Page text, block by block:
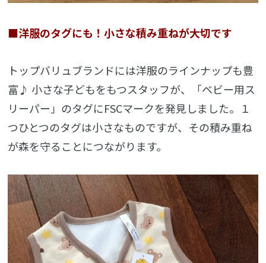
■洋服のタグにも！小さな積み重ねが大切です
トップバリュブランドには洋服のラインナップも豊
富♪ 小さな子どもをもつスタッフが、「ベビー用ス
リーパー」のタグにFSCマークを発見しました。１
つひとつのタグは小さなものですが、その積み重ね
が森を守ることにつながります。